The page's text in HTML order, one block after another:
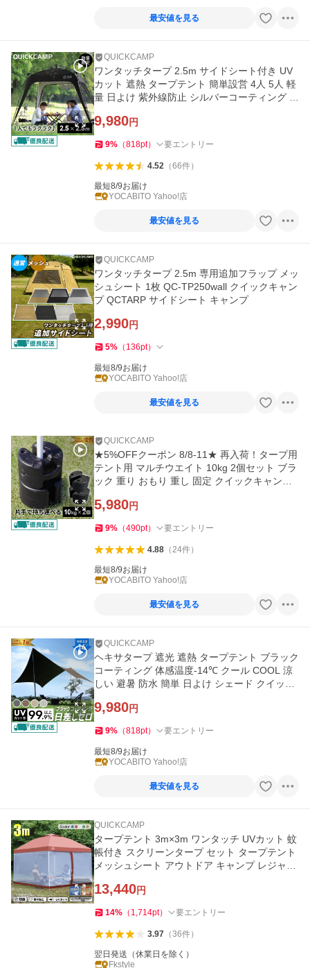
最安値を見る
QUICKCAMP
ワンタッチタープ 2.5m サイドシート付き UV
カット 遮熱 タープテント 簡単設営 4人 5人 軽
量 日よけ 紫外線防止 シルバーコーティング 送
9,980円
9% （818pt） 要エントリー
4.52（66件）
最短8/9お届け
YOCABITO Yahoo!店
最安値を見る
QUICKCAMP
ワンタッチタープ 2.5m 専用追加フラップ メッ
シュシート 1枚 QC-TP250wall クイックキャン
プ QCTARP サイドシート キャンプ
2,990円
5% （ 136pt）
最短8/9お届け
YOCABITO Yahoo!店
最安値を見る
QUICKCAMP
★5%OFFクーポン 8/8-11★ 再入荷！タープ用
テント用 マルチウエイト 10kg 2個セット ブラ
ック 重り おもり 重し 固定 クイックキャンプ
5,980円
9% （490pt） 要エントリー
4.88（24件）
最短8/9お届け
YOCABITO Yahoo!店
最安値を見る
QUICKCAMP
ヘキサタープ 遮光 遮熱 タープテント ブラック
コーティング 体感温度-14℃ クール COOL 涼
しい 避暑 防水 簡単 日よけ シェード クイック
9,980円
9% （818pt） 要エントリー
最短8/9お届け
YOCABITO Yahoo!店
最安値を見る
QUICKCAMP
タープテント 3m×3m ワンタッチ UVカット 蚊
帳付き スクリーンタープ セット タープテント
メッシュシート アウトドア キャンプ レジャー
13,440円
14% （ 1,714pt） 要エントリー
3.97（36件）
翌日発送（休業日を除く）
Fkstyle